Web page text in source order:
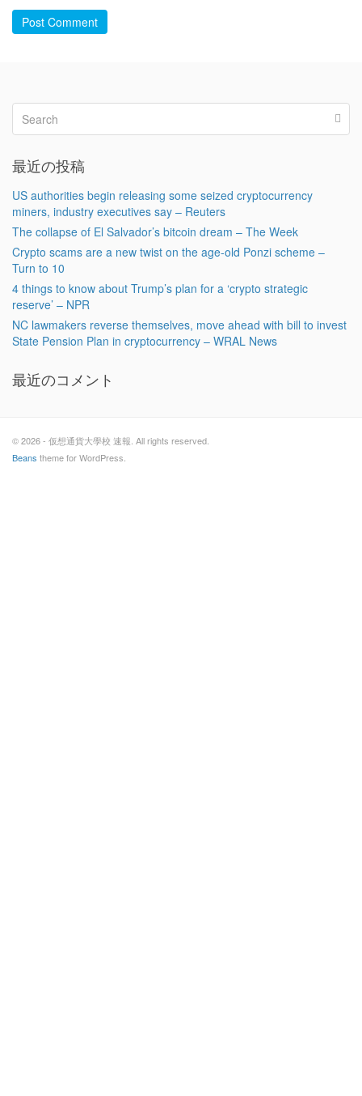
Post Comment
最近の投稿
US authorities begin releasing some seized cryptocurrency
miners, industry executives say – Reuters
The collapse of El Salvador’s bitcoin dream – The Week
Crypto scams are a new twist on the age-old Ponzi scheme –
Turn to 10
4 things to know about Trump’s plan for a ‘crypto strategic
reserve’ – NPR
NC lawmakers reverse themselves, move ahead with bill to invest
State Pension Plan in cryptocurrency – WRAL News
最近のコメント
© 2026 - 仮想通貨大學校 速報. All rights reserved.
Beans theme for WordPress.